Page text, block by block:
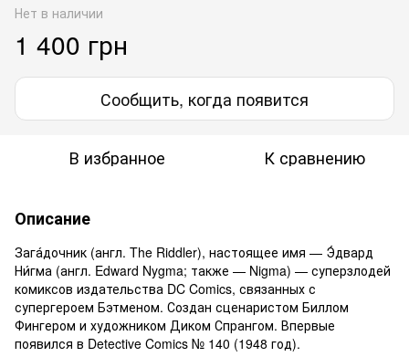
Нет в наличии
1 400 грн
Сообщить, когда появится
В избранное К сравнению
Описание
Зага́дочник (англ. The Riddler), настоящее имя — Э́двард
Ни́гма (англ. Edward Nygma; также — Nigma) — суперзлодей
комиксов издательства DC Comics, связанных с
супергероем Бэтменом. Создан сценаристом Биллом
Фингером и художником Диком Спрангом. Впервые
появился в Detective Comics № 140 (1948 год).